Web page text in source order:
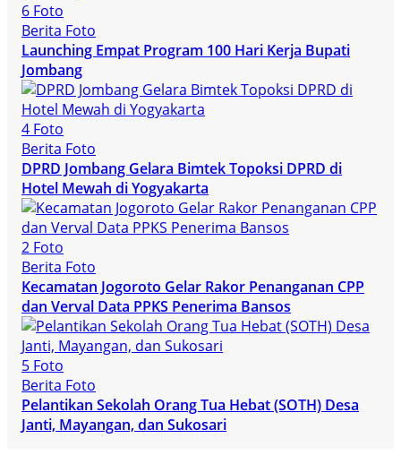
6 Foto
Berita Foto
Launching Empat Program 100 Hari Kerja Bupati
Jombang
4 Foto
Berita Foto
DPRD Jombang Gelara Bimtek Topoksi DPRD di
Hotel Mewah di Yogyakarta
2 Foto
Berita Foto
Kecamatan Jogoroto Gelar Rakor Penanganan CPP
dan Verval Data PPKS Penerima Bansos
5 Foto
Berita Foto
Pelantikan Sekolah Orang Tua Hebat (SOTH) Desa
Janti, Mayangan, dan Sukosari